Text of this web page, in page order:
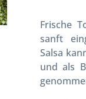
Frische
sanft
Salsa
und als